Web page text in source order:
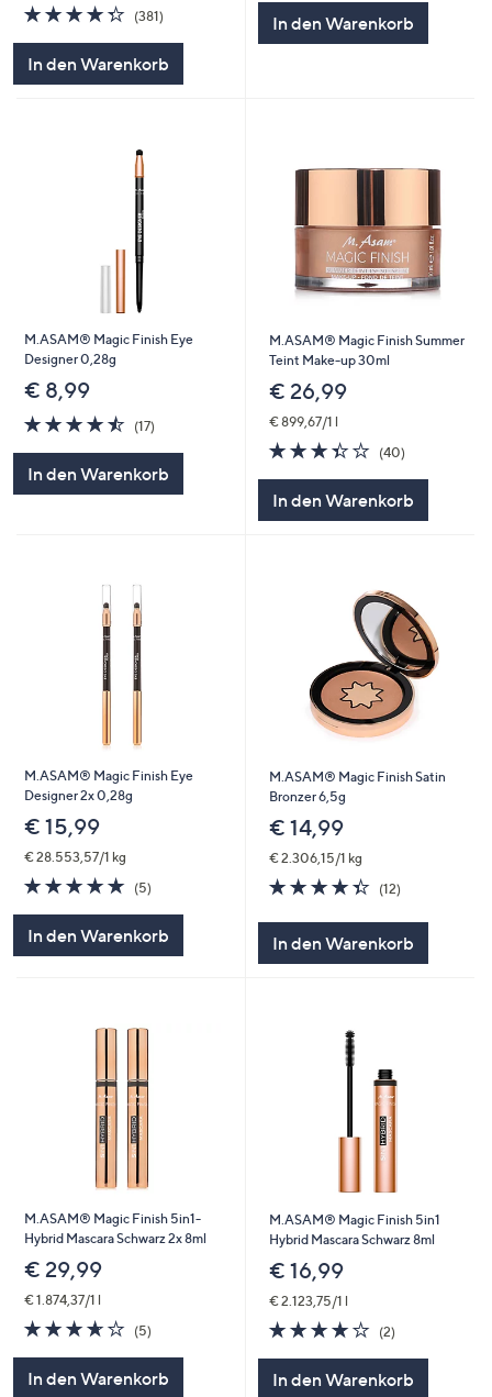
4.3
von
(381)381
In den Warenkorb
In den Warenkorb
M.ASAM® Magic Finish Eye
Designer 0,28g
€ 8,99
4.5
von
(17)17
In den Warenkorb
M.ASAM® Magic Finish Summer
Teint Make-up 30ml
€ 26,99
€ 899,67/1 l
3.4
von
(40)40
In den Warenkorb
M.ASAM® Magic Finish Eye
Designer 2x 0,28g
€ 15,99
€ 28.553,57/1 kg
5.0
von
(5)5
In den Warenkorb
M.ASAM® Magic Finish Satin
Bronzer 6,5g
€ 14,99
€ 2.306,15/1 kg
4.3
von
5
(12)12
In den Warenkorb
M.ASAM® Magic Finish 5in1-
Hybrid Mascara Schwarz 2x 8ml
€ 29,99
€ 1.874,37/1 l
3.6
von
(5)5
In den Warenkorb
M.ASAM® Magic Finish 5in1
Hybrid Mascara Schwarz 8ml
€ 16,99
€ 2.123,75/1 l
4.0
von
(2)2
In den Warenkorb